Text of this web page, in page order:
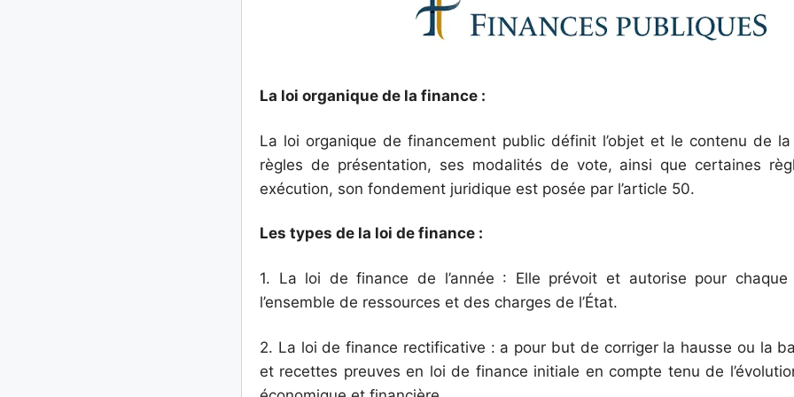
La loi organique de la finance :
La loi organique de financement public définit l’objet et le contenu de
règles de présentation, ses modalités de vote, ainsi que certaines
exécution, son fondement juridique est posée par l’article 50.
Les types de la loi de finance :
1. La loi de finance de l’année : Elle prévoit et autorise pour chaque
l’ensemble de ressources et des charges de l’État.
2. La loi de finance rectificative : a pour but de corriger la hausse ou la
et recettes preuves en loi de finance initiale en compte tenu de